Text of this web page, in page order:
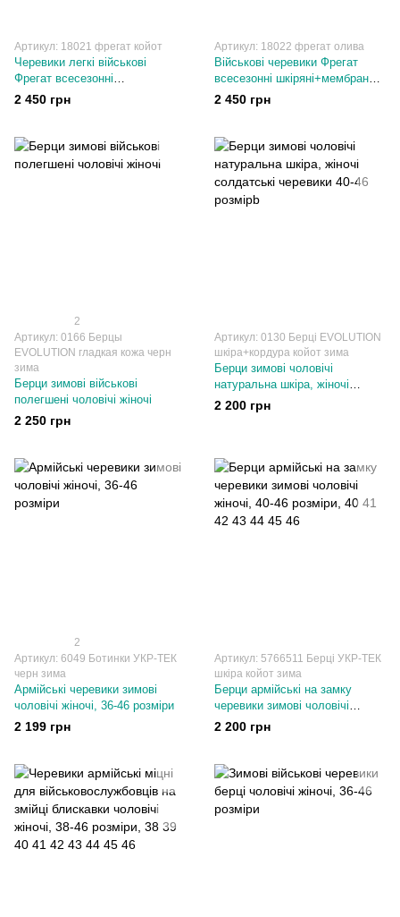
Артикул: 18021 фрегат койот
Черевики легкі військові
Фрегат всесезонні
шкіряні+мембрана чоловічі
койот 40-46 розміри
2 450 грн
Артикул: 18022 фрегат олива
Військові черевики Фрегат
всесезонні шкіряні+мембрана
чоловічі олива 40-46 розміри
2 450 грн
2
Артикул: 0166 Берцы
EVOLUTION гладкая кожа черн
зима
Берци зимові військові
полегшені чоловічі жіночі
2 250 грн
Артикул: 0130 Берці EVOLUTION
шкіра+кордура койот зима
Берци зимові чоловічі
натуральна шкіра, жіночі
солдатські черевики 40-46
2 200 грн
2
Артикул: 6049 Ботинки УКР-ТЕК
черн зима
Армійські черевики зимові
чоловічі жіночі, 36-46 розміри
2 199 грн
Артикул: 5766511 Берці УКР-ТЕК
шкіра койот зима
Берци армійські на замку
черевики зимові чоловічі
жіночі, 40-46 розміри
2 200 грн